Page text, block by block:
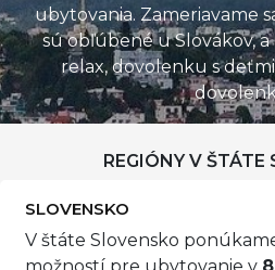
ubytovania. Zameriavame
sú obľúbené u Slovákov,
relax, dovolenku s
REGIÓNY V ŠTÁTE
SLOVENSKO
V štáte Slovensko